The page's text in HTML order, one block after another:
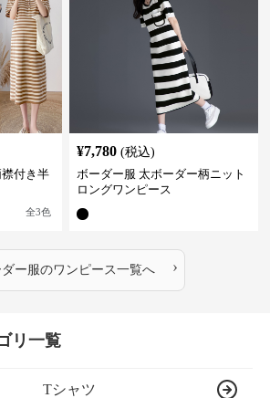
付き半
全3色
¥7,780 (税込)
ボーダー服 太ボーダー柄ニット
ロングワンピース
ー服のワンピース一覧へ ›
リ一覧
Tシャツ